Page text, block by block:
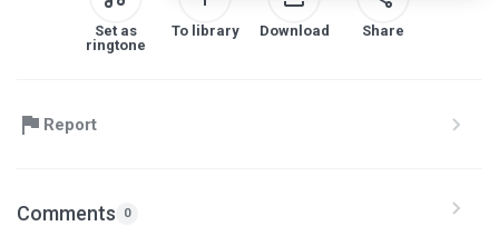
Set as
ringtone
To library Download Share
Report
Comments 0